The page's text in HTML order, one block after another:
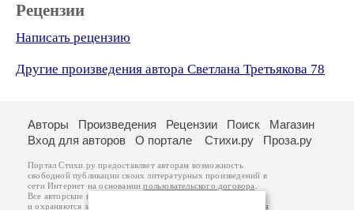
Рецензии
Написать рецензию
Другие произведения автора Светлана Третьякова 78
Авторы Произведения Рецензии Поиск
Магазин
Вход для авторов
О портале Стихи.ру Проза.ру
Портал Стихи.ру предоставляет авторам возможность
свободной публикации своих литературных произведений в
сети Интернет на основаниипользовательского договора
Все авторские права на произведения принадлежат авторам
и охраняются законом . Перепечатка произведений возможна